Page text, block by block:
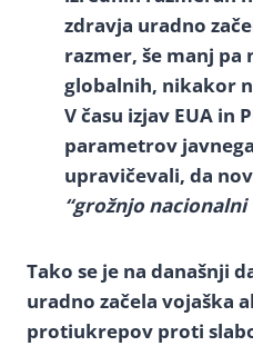
zdravja uradno
razmer, še manj pa
globalnih, nikakor
V času izjav EUA in
parametrov
upravičevali, da
“grožnjo nacionalni
Tako se je na današnji
uradno začela vojaška
protiukrepov proti